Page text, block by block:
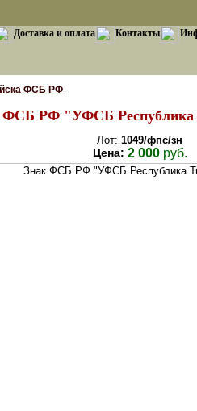
Доставка и оплата Контакты
ФСБ РФ
ФСБ РФ "УФСБ
Лот: 1049/фпс/зн
Цена: 2 000руб.